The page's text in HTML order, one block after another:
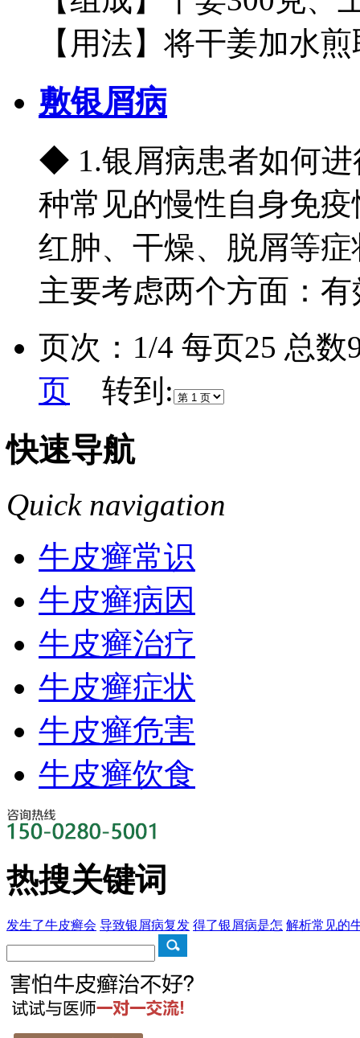
【用法】将干姜加水
敷银屑病
◆ 1.银屑病患者如何
种常见的慢性自身免
红肿、干燥、脱屑等
主要考虑两个方面：有
页次：1/4 每页25 总
页 转到:
快速导航
Quick navigation
牛皮癣常识
牛皮癣病因
牛皮癣治疗
牛皮癣症状
牛皮癣危害
牛皮癣饮食
热搜关键词
发生了牛皮癣会 导致银屑病复发 得了银屑病是怎 解析常见的